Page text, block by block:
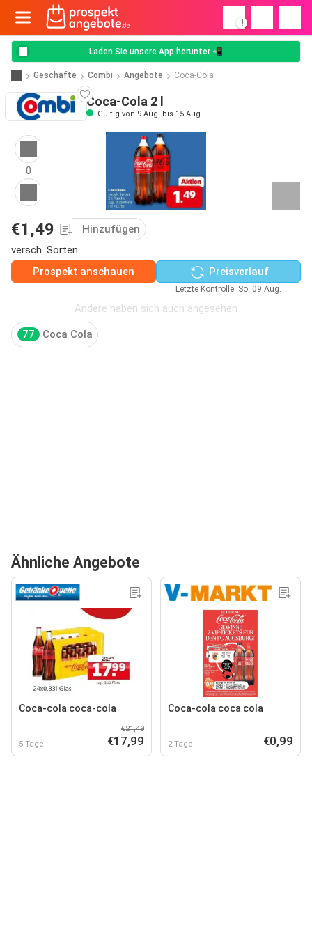
!
Laden Sie unsere App herunter 📲
Geschäfte Combi Angebote Coca-Cola
Coca-Cola 2 l
Gültig von 9 Aug. bis 15 Aug.
0
€1,49
Hinzufügen
versch. Sorten
Prospekt anschauen
Preisverlauf
Letzte Kontrolle: So. 09 Aug.
Andere haben sich auch angesehen
77 Coca Cola
Ähnliche Angebote
Coca-cola coca-cola
5 Tage
€21,49
€17,99
Coca-cola coca cola
2 Tage €0,99